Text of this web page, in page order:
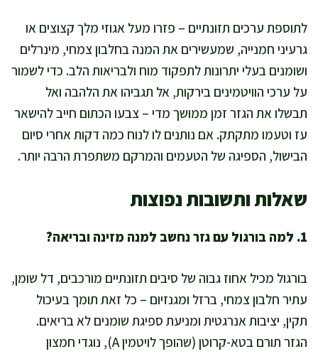
לתוספת ערכים תזונתיים – פזרו מעל אגוזי מלך קצוצים או
גרעיני חמנייה, שמעשירים את המנה בחלבון צמחי, מינרלים
ושומנים בעלי יתרונות לתפקוד מוח ולבריאות הלב. כדי לשמור
על ערכי הוויטמינים בירקות, אל תגביהו את הלהבה ואל
תבשלו את הגזר זמן ממושך מדי – צבעו הכתום חייב להישאר
עז וטעמו מתקתק. אם נותנים לו לנוח כמה דקות אחרי סיום
הבישול, הספיגה של הטעמים והמרקם משתפרת הרבה יותר.
שאלות ותשובות נפוצות
1. למה בורגול עם גזר נחשב למנה מזינה ובריאה?
בורגול מכיל אחוז גבוה של סיבים תזונתיים מורכבים, דל שומן,
עתיר חלבון צמחי, ברזל ומגנזיום – כל זאת תומך בעיכול
תקין, יציבות אנרגטית ומניעת ספיגת שומנים לא בריאים.
הגזר תורם בטא-קרוטן (שהופך לויטמין A), נוגדי חמצון